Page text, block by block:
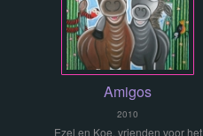
Amigos
2010
Ezel en Koe, vrienden voor het